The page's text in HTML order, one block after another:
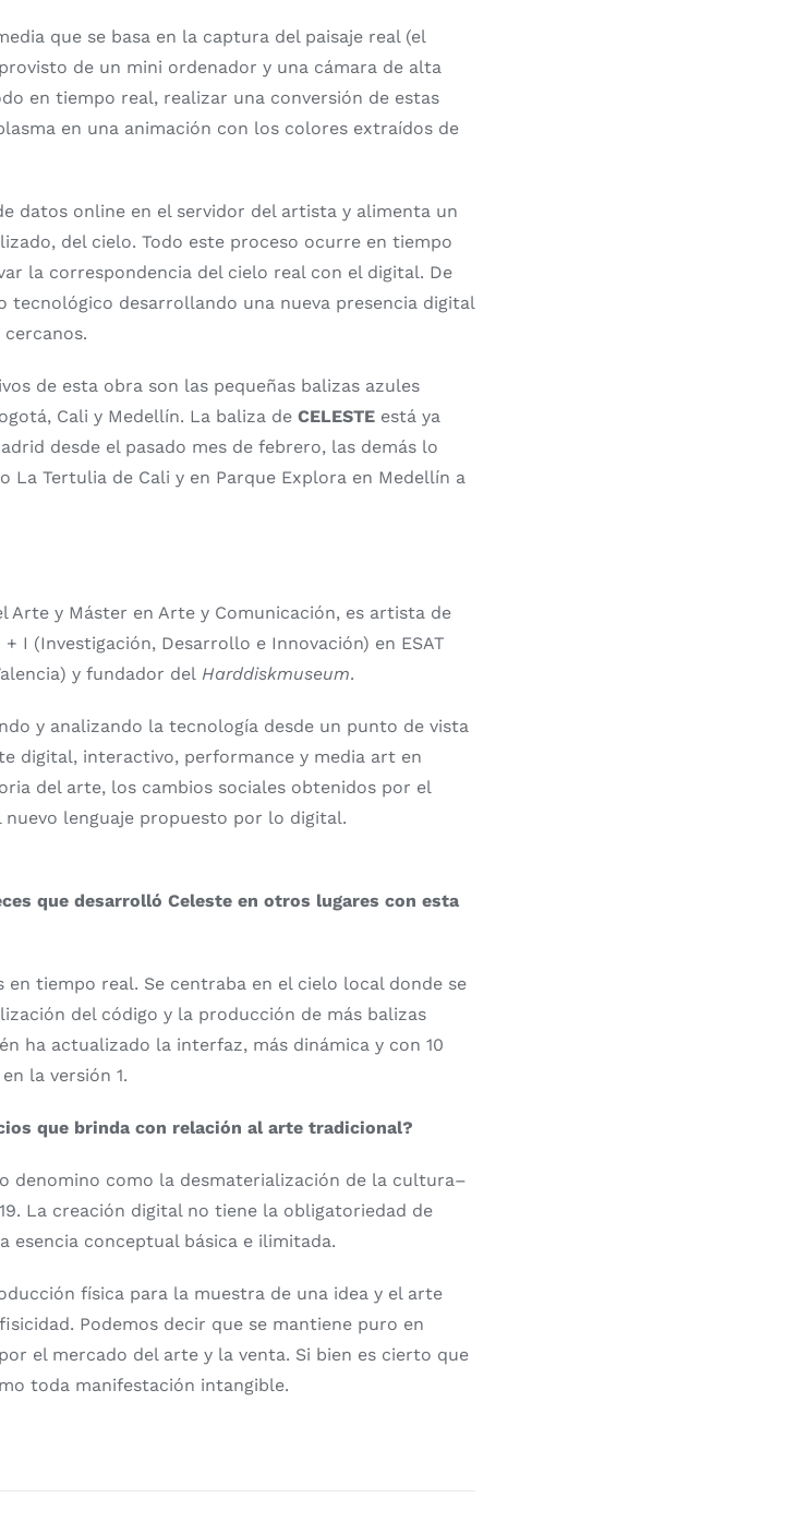
que se basa en la captura del paisaje real (el
de un mini ordenador y una cámara de alta
en tiempo real, realizar una conversión de estas
en una animación con los colores extraídos de
datos online en el servidor del artista y alimenta un
del cielo. Todo este proceso ocurre en tiempo
la correspondencia del cielo real con el digital. De
desarrollando una nueva presencia digital
de esta obra son las pequeñas balizas azules
Cali y Medellín. La baliza deCELESTE está ya
desde el pasado mes de febrero, las demás lo
La Tertulia de Cali y en Parque Explora en Medellín a
Arte y Máster en Arte y Comunicación, es artista de
I (Investigación, Desarrollo e Innovación) en ESAT
y fundador del Harddiskmuseum.
y analizando la tecnología desde un punto de vista
digital, interactivo, performance y media art en
del arte, los cambios sociales obtenidos por el
lenguaje propuesto por lo digital.
que desarrolló Celeste en otros lugares con esta
tiempo real. Se centraba en el cielo local donde se
del código y la producción de más balizas
ha actualizado la interfaz, más dinámica y con 10
la versión 1.
que brinda con relación al arte tradicional?
denomino como la desmaterialización de la cultura–
La creación digital no tiene la obligatoriedad de
esencia conceptual básica e ilimitada.
física para la muestra de una idea y el arte
Podemos decir que se mantiene puro en
el mercado del arte y la venta. Si bien es cierto que
toda manifestación intangible.